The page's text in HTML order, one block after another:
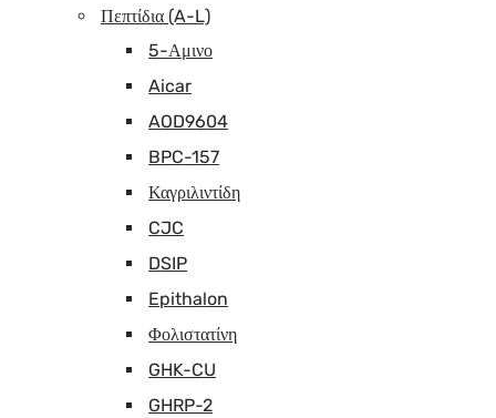
Πεπτίδια (A-L)
5-Αμινο
Aicar
AOD9604
BPC-157
Καγριλιντίδη
CJC
DSIP
Epithalon
Φολιστατίνη
GHK-CU
GHRP-2